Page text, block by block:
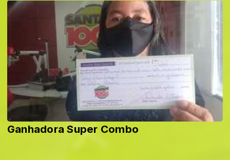
Ganhadora Super Combo